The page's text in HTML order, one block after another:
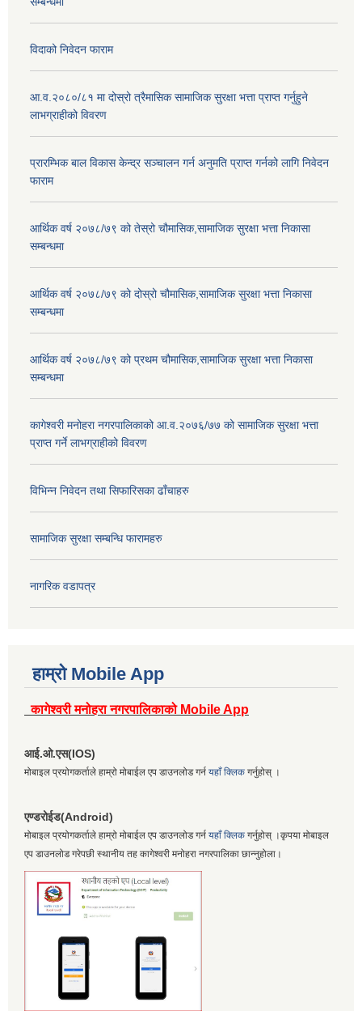
विदाको निवेदन फाराम
आ.व.२०८०/८१ मा दोस्रो त्रैमासिक सामाजिक सुरक्षा भत्ता प्राप्त गर्नुहुने
लाभग्राहीको विवरण
प्रारम्भिक बाल विकास केन्द्र सञ्चालन गर्न अनुमति प्राप्त गर्नको लागि निवेदन
फाराम
आर्थिक वर्ष २०७८/७९ को तेस्रो चौमासिक,सामाजिक सुरक्षा भत्ता निकासा
सम्बन्धमा
आर्थिक वर्ष २०७८/७९ को दोस्रो चौमासिक,सामाजिक सुरक्षा भत्ता निकासा
सम्बन्धमा
आर्थिक वर्ष २०७८/७९ को प्रथम चौमासिक,सामाजिक सुरक्षा भत्ता निकासा
सम्बन्धमा
कागेश्वरी मनोहरा नगरपालिकाको आ.व.२०७६/७७ को सामाजिक सुरक्षा भत्ता
प्राप्त गर्ने लाभग्राहीको विवरण
विभिन्न निवेदन तथा सिफारिसका ढाँचाहरु
सामाजिक सुरक्षा सम्बन्धि फारामहरु
नागरिक वडापत्र
हाम्रो Mobile App
कागेश्वरी मनोहरा नगरपालिकाको Mobile App
आई.ओ.एस(IOS)
मोबाइल प्रयोगकर्ताले हाम्रो मोबाईल एप डाउनलोड गर्न यहाँ क्लिक गर्नुहोस् ।
एण्डरोईड(Android)
मोबाइल प्रयोगकर्ताले हाम्रो मोबाईल एप डाउनलोड गर्न यहाँ क्लिक गर्नुहोस् ।कृपया मोबाइल
एप डाउनलोड गरेपछी स्थानीय तह कागेश्वरी मनोहरा नगरपालिका छान्नुहोला।